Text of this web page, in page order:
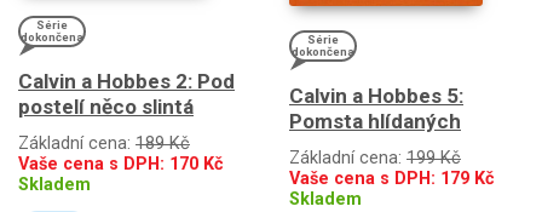
Série
dokončena
Calvin a Hobbes 2: Pod
postelí něco slintá
Základní cena: 189 Kč
Vaše cena s DPH: 170 Kč
Skladem
Série
dokončena
Calvin a Hobbes 5:
Pomsta hlídaných
Základní cena: 199 Kč
Vaše cena s DPH: 179 Kč
Skladem